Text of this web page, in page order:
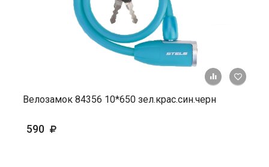
+ К
Велозамок 84356 10*650 зел.крас.син.черн
590